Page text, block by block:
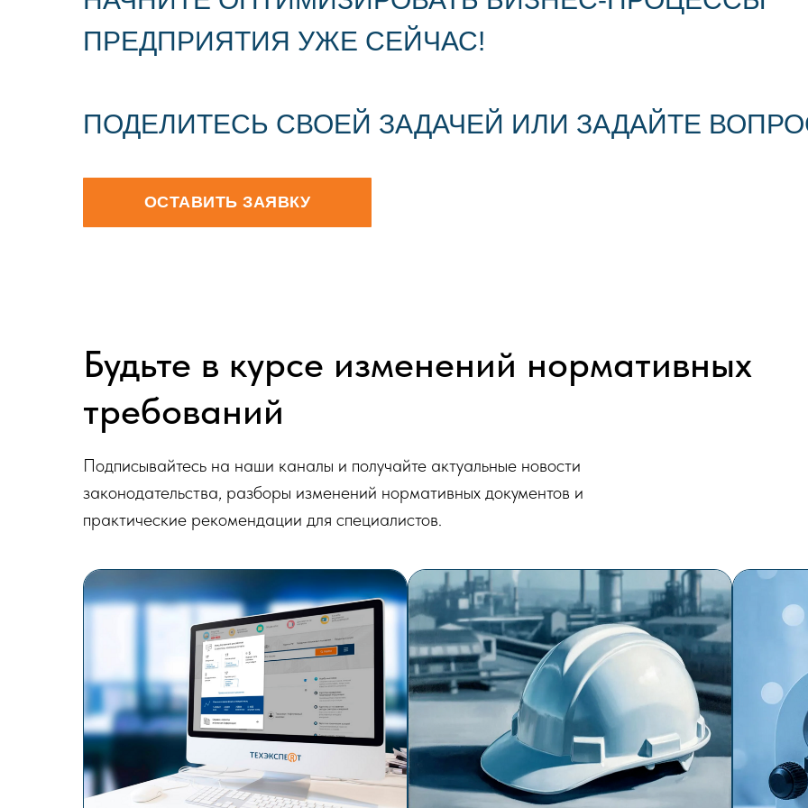
ПРЕДПРИЯТИЯ УЖЕ СЕЙЧАС!
ПОДЕЛИТЕСЬ СВОЕЙ ЗАДАЧЕЙ ИЛИ ЗАДАЙТЕ
ОСТАВИТЬ ЗАЯВКУ
Будьте в курсе изменений нормативных
требований
Подписывайтесь на наши каналы и получайте актуальные новости
законодательства, разборы изменений нормативных документов и
практические рекомендации для специалистов.